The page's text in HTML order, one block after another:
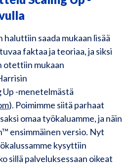
haluttiin saada mukaan lisää
faktaa ja teoriaa, ja siksi
otettiin mukaan
Up -menetelmästä
). Poimimme siitä parhaat
omaa työkaluamme, ja näin
ensimmäinen versio. Nyt
kysyttiin
sillä palveluksessaan oikeat